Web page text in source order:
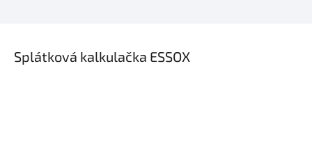
Splátková kalkulačka ESSOX